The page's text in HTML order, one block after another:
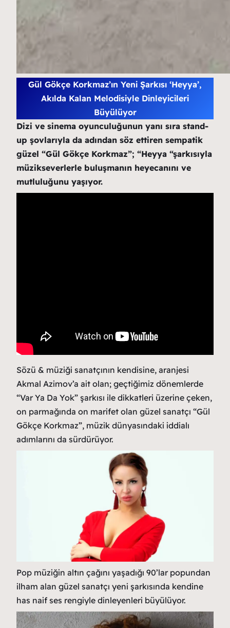
Gül Gökçe Korkmaz’ın Yeni Şarkısı ‘Heyya’,
Akılda Kalan Melodisiyle Dinleyicileri
Büyülüyor
Dizi ve sinema oyunculuğunun yanı sıra stand-
up şovlarıyla da adından söz ettiren sempatik
güzel “Gül Gökçe Korkmaz”; “Heyya “şarkısıyla
müzikseverlerle buluşmanın heyecanını ve
mutluluğunu yaşıyor.
Sözü & müziği sanatçının kendisine, aranjesi
Akmal Azimov’a ait olan; geçtiğimiz dönemlerde
“Var Ya Da Yok” şarkısı ile dikkatleri üzerine çeken,
on parmağında on marifet olan güzel sanatçı “Gül
Gökçe Korkmaz”, müzik dünyasındaki iddialı
adımlarını da sürdürüyor.
Pop müziğin altın çağını yaşadığı 90’lar popundan
ilham alan güzel sanatçı yeni şarkısında kendine
has naif ses rengiyle dinleyenleri büyülüyor.